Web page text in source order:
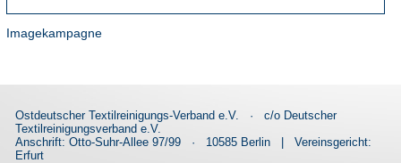
Imagekampagne
Ostdeutscher Textilreinigungs-Verband e.V. ·
c/o Deutscher
Textilreinigungsverband e.V.
Anschrift: Otto-Suhr-Allee 97/99
· 10585 Berlin |
Vereinsgericht:
Erfurt